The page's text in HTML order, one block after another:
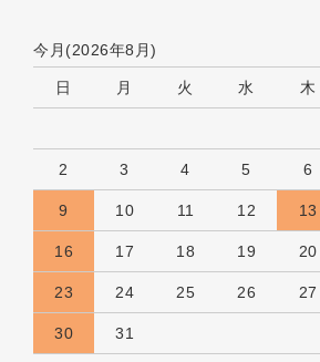
今月(2026年8月)
日 月 火 水 木
2 3 4 5 6
9 10 11 12 13
16 17 18 19 20
23 24 25 26 27
30 31